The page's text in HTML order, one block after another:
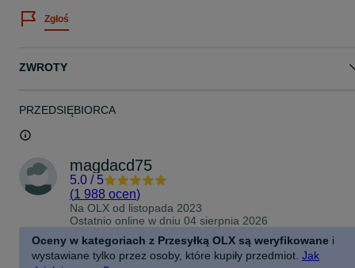
Zgłoś
ZWROTY
PRZEDSIĘBIORCA
magdacd75
5.0 / 5
(1 988 ocen)
Na OLX od listopada 2023
Ostatnio online w dniu 04 sierpnia 2026
Oceny w kategoriach z Przesyłką OLX są weryfikowane i
wystawiane tylko przez osoby, które kupiły przedmiot. Jak